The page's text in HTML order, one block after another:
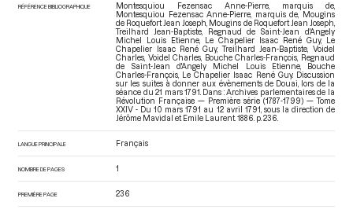
RÉFÉRENCE BIBLIOGRAPHIQUE
Montesquiou Fezensac Anne-Pierre, marquis de,
Montesquiou Fezensac Anne-Pierre, marquis de, Mougins
de Roquefort Jean Joseph, Mougins de Roquefort Jean Joseph,
Treilhard Jean-Baptiste, Regnaud de Saint-Jean d'Angely
Michel Louis Etienne, Le Chapelier Isaac René Guy, Le
Chapelier Isaac René Guy, Treilhard Jean-Baptiste, Voidel
Charles, Voidel Charles, Bouche Charles-François, Regnaud
de Saint-Jean d'Angely Michel Louis Etienne, Bouche
Charles-François, Le Chapelier Isaac René Guy. Discussion
sur les suites à donner aux évènements de Douai, lors de la
séance du 21 mars 1791. Dans : Archives parlementaires de la
Révolution Française — Première série (1787-1799) — Tome
XXIV - Du 10 mars 1791 au 12 avril 1791 , sous la direction de
Jérôme Mavidal et Emile Laurent. 1886. p. 236.
LANGUE PRINCIPALE Français
NOMBRE DE PAGES 1
PREMIÈRE PAGE 236